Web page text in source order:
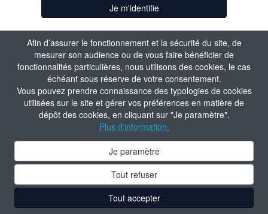
Afin d’assurer le fonctionnement et la sécurité du site, de
mesurer son audience ou de vous faire bénéficier de
fonctionnalités particulières, nous utilisons des cookies, le cas
échéant sous réserve de votre consentement.
Vous pouvez prendre connaissance des typologies de cookies
utilisées sur le site et gérer vos préférences en matière de
dépôt des cookies, en cliquant sur "Je paramètre".
Plus d'information.
Je paramètre
Tout refuser
Tout accepter
Je m'identifie